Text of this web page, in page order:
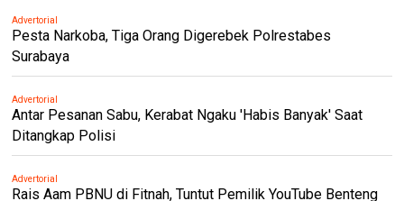
Advertorial
Pesta Narkoba, Tiga Orang Digerebek Polrestabes
Surabaya
Advertorial
Antar Pesanan Sabu, Kerabat Ngaku 'Habis Banyak' Saat
Ditangkap Polisi
Advertorial
Rais Aam PBNU di Fitnah, Tuntut Pemilik YouTube Benteng